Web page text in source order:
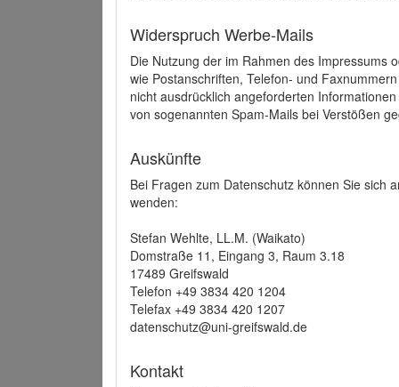
Widerspruch Werbe-Mails
Die Nutzung der im Rahmen des Impressums
wie Postanschriften, Telefon- und
nicht ausdrücklich angeforderten
von sogenannten Spam-Mails bei Verstößen
Auskünfte
Bei Fragen zum Datenschutz können Sie sich
wenden:
Stefan Wehlte, LL.M. (Waikato)
Domstraße 11, Eingang 3, Raum 3.18
17489 Greifswald
Telefon +49 3834 420 1204
Telefax +49 3834 420 1207
datenschutz@uni-greifswald.de
Kontakt